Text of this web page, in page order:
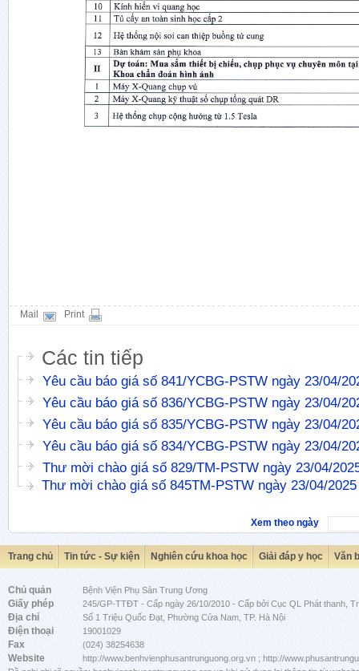
Mail Print
Các tin tiếp
Yêu cầu báo giá số 841/YCBG-PSTW ngày 23/04/
Yêu cầu báo giá số 836/YCBG-PSTW ngày 23/04/
Yêu cầu báo giá số 835/YCBG-PSTW ngày 23/04/
Yêu cầu báo giá số 834/YCBG-PSTW ngày 23/04/
Thư mời chào giá số 829/TM-PSTW ngày 23/04/
Thư mời chào giá số 845TM-PSTW ngày 23/04/2025
Xem theo ngày
Trang chủ Tin tức - Sự kiện Nghiên cứu khoa học Giải đáp y học Văn
Chủ quản Bệnh Viện Phụ Sản Trung Ương
Giấy phép 245/GP-TTĐT - Cấp ngày 26/10/2010 - Cấp bởi Cục QL Phát thanh,
Địa chỉ Số 1 Triệu Quốc Đạt, Phường Cửa Nam, TP. Hà Nội
Điện thoại 19001029
Fax (024) 38254638
Website
http://www.benhvienphusantrunguong.org.vn ; http://